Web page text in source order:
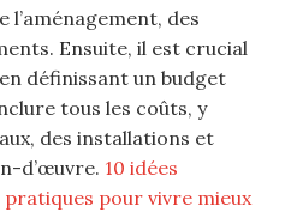
l’aménagement, des
Ensuite, il est crucial
définissant un budget
tous les coûts, y
des installations et
d’œuvre. 10 idées
pour vivre mieux